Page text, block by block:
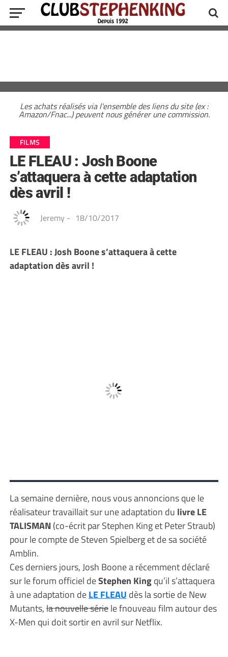
Les achats réalisés via l'ensemble des liens du site (ex :
Amazon/Fnac...) peuvent nous générer une commission.
FILMS
LE FLEAU : Josh Boone
s’attaquera à cette adaptation
dès avril !
Jeremy - 18/10/2017
LE FLEAU : Josh Boone s’attaquera à cette
adaptation dès avril !
La semaine dernière, nous vous annoncions que le
réalisateur travaillait sur une adaptation du livre LE
TALISMAN(co-écrit par Stephen King et Peter Straub)
pour le compte de Steven Spielberg et de sa société
Amblin.
Ces derniers jours, Josh Boone a récemment déclaré
sur le forum officiel deStephen Kingqu’il s’attaquera
à une adaptation deLE FLEAU dès la sortie de New
Mutants,la nouvelle sériele fnouveau film autour des
X-Men qui doit sortir en avril sur Netflix.